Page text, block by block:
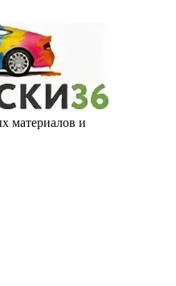
материалов и